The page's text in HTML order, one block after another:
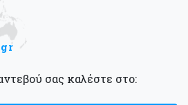
σας καλέστε στο: